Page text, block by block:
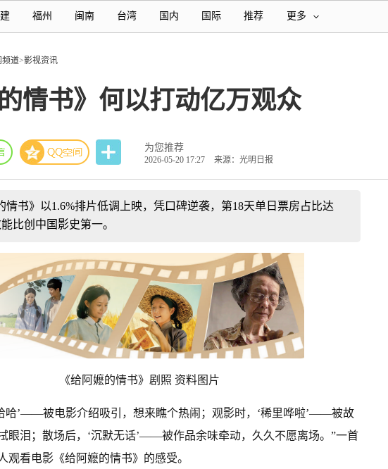
福州 闽南 台湾 国内 国际 推荐 更多
频道>影视资讯
情书》何以打动亿万观众
为您推荐
2026-05-20 17:27 来源：光明日报
情书》以1.6%排片低调上映，凭口碑逆袭，第18天单日票房占比达
比创中国影史第一。
《给阿嬷的情书》剧照 资料图片
哈’——被电影介绍吸引，想来瞧个热闹；观影时，‘稀里哗啦’——被故
眼泪；散场后，‘沉默无话’——被作品余味牵动，久久不愿离场。”一首
观看电影《给阿嬷的情书》的感受。